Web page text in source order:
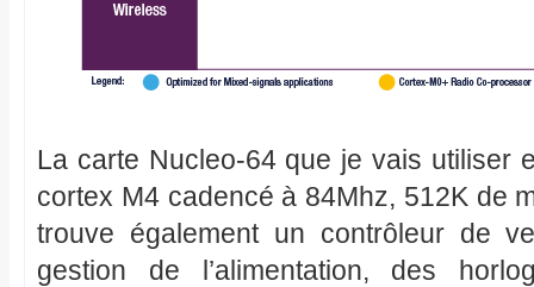
La carte Nucleo-64 que je vais utiliser
cortex M4 cadencé à 84Mhz, 512K de
trouve également un contrôleur de
gestion de l’alimentation, des